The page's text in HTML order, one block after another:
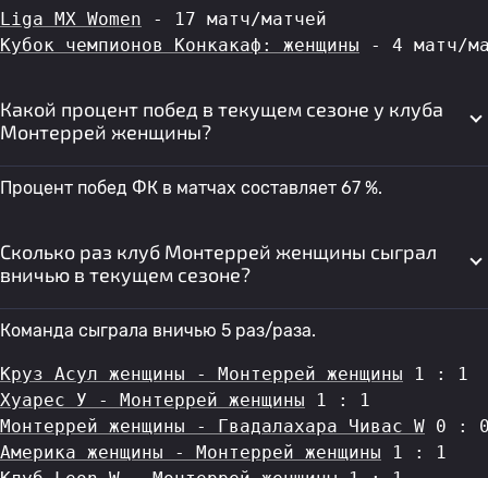
Liga MX Women - 17 матч/матчей
Кубок чемпионов Конкакаф: женщины - 4 матч/
Какой процент побед в текущем сезоне у клуба
Монтеррей женщины?
Процент побед ФК в матчах составляет 67 %.
Сколько раз клуб Монтеррей женщины сыграл
вничью в текущем сезоне?
Команда сыграла вничью 5 раз/раза.
Круз Асул женщины - Монтеррей женщины 1 : 1
Хуарес У - Монтеррей женщины 1 : 1
Монтеррей женщины - Гвадалахара Чивас W 0 :
Америка женщины - Монтеррей женщины 1 : 1